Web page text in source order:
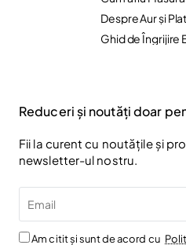
Despre Aur și
Ghid de Îngrijire
Reduceri și noutăți doar
Fii la curent cu noutățile și
newsletter-ul nostru.
Am citit și sunt de acord cu